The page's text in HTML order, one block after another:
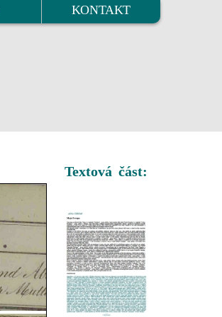
KONTAKT
Textová část: